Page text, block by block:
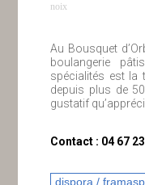
noix
Au Bousquet
boulangerie
spécialités est la
depuis plus de
gustatif
Contact : 04 67
dispora /